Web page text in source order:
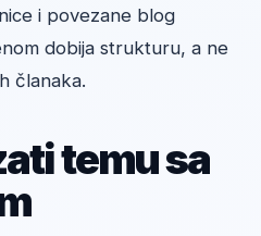
i povezane blog
dobija strukturu, a ne
članaka.
temu sa